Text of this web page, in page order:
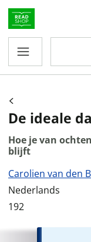
De ideale
Hoe je van
blijft
Carolien van den
Nederlands
192